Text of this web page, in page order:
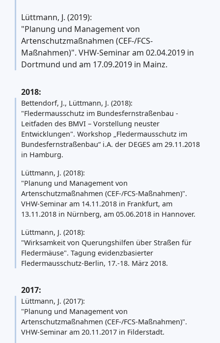
Lüttmann, J. (2019):
"Planung und Management von
Artenschutzmaßnahmen (CEF-/FCS-
Maßnahmen)". VHW-Seminar am 02.04.2019 in
Dortmund und am 17.09.2019 in Mainz.
2018:
Bettendorf, J., Lüttmann, J. (2018):
"Fledermausschutz im Bundesfernstraßenbau -
Leitfaden des BMVI – Vorstellung neuster
Entwicklungen". Workshop „Fledermausschutz im
Bundesfernstraßenbau“ i.A. der DEGES am 29.11.2018
in Hamburg.
Lüttmann, J. (2018):
"Planung und Management von
Artenschutzmaßnahmen (CEF-/FCS-Maßnahmen)".
VHW-Seminar am 14.11.2018 in Frankfurt, am
13.11.2018 in Nürnberg, am 05.06.2018 in Hannover.
Lüttmann, J. (2018):
"Wirksamkeit von Querungshilfen über Straßen für
Fledermäuse". Tagung evidenzbasierter
Fledermausschutz-Berlin, 17.-18. März 2018.
2017:
Lüttmann, J. (2017):
"Planung und Management von
Artenschutzmaßnahmen (CEF-/FCS-Maßnahmen)".
VHW-Seminar am 20.11.2017 in Filderstadt.